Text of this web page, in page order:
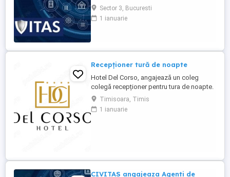
(magazine de haine din mall-urile din
Bucuresti) CONTACT: apel la numarul din
anunt Locatia: Park Lake, metrou Dristor
Garantam Salariu, program, ...
Sector 3, Bucuresti
1 ianuarie
Recepționer tură de noapte
Hotel Del Corso, angajează un coleg
colegă recepționer pentru tura de noapte.
Responsabilități: - cunoașterea imbii
engleze obligatorie; - ture: 2 ture de 12h, 2
zile libere, doar de noapte; - să fii o
Timisoara, Timis
1 ianuarie
CIVITAS angajeaza Agenti de